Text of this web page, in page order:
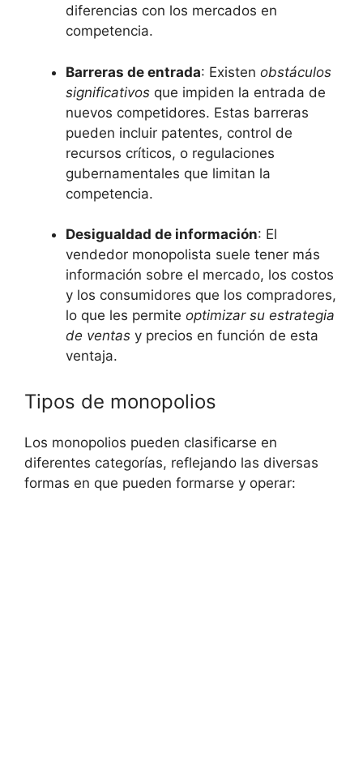
diferencias ‍con los⁣ mercados en​
competencia.
Barreras de⁤ entrada: Existen obstáculos
significativos que‌ impiden la entrada de
nuevos competidores. Estas⁤ barreras
⁢pueden incluir patentes, control de
recursos críticos, o regulaciones
gubernamentales ⁣que limitan la
competencia.
Desigualdad⁣ de​ información:​ El
vendedor‍ monopolista suele tener más
información sobre‍ el mercado, los costos
y los consumidores que⁤ los‌ compradores,
lo que les permite optimizar su estrategia
⁤de⁣ ventas y​ precios en función de esta
ventaja.
Tipos de ‌monopolios
Los monopolios pueden clasificarse en
diferentes categorías, reflejando las diversas‍
formas en que pueden​ formarse y⁤ operar: